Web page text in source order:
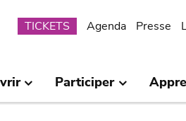
Submenu
TICKETS Agenda Presse
Participer